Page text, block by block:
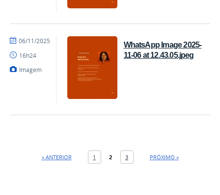
WhatsApp Image 2025-
11-06 at 12.43.05.jpeg
por
publicado
06/11/2025
16h24
Imagem
« ANTERIOR 1 2 3 PRÓXIMO »